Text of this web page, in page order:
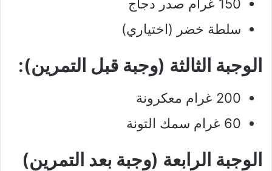
150 غرام صدر دجاج
سلطة خضر (اختياري)
الوجبة الثالثة (وجبة قبل التمرين):
200 غرام معكرونة
60 غرام سمك التونة
الوجبة الرابعة (وجبة بعد التمرين)